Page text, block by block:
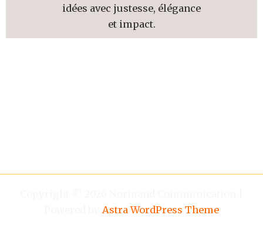
idées avec justesse, élégance
et impact.
Astra WordPress Theme